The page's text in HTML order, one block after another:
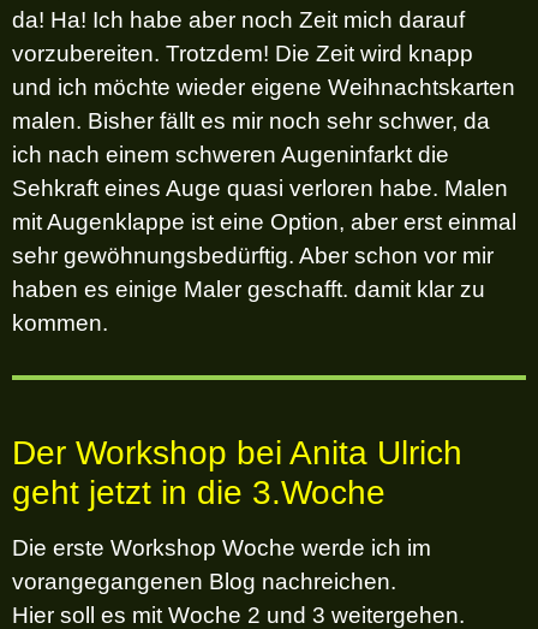
da! Ha! Ich habe aber noch Zeit mich darauf
vorzubereiten. Trotzdem! Die Zeit wird knapp
und ich möchte wieder eigene Weihnachtskarten
malen. Bisher fällt es mir noch sehr schwer, da
ich nach einem schweren Augeninfarkt die
Sehkraft eines Auge quasi verloren habe. Malen
mit Augenklappe ist eine Option, aber erst einmal
sehr gewöhnungsbedürftig. Aber schon vor mir
haben es einige Maler geschafft. damit klar zu
kommen.
Der Workshop bei Anita Ulrich
geht jetzt in die 3.Woche
Die erste Workshop Woche werde ich im
vorangegangenen Blog nachreichen.
Hier soll es mit Woche 2 und 3 weitergehen.